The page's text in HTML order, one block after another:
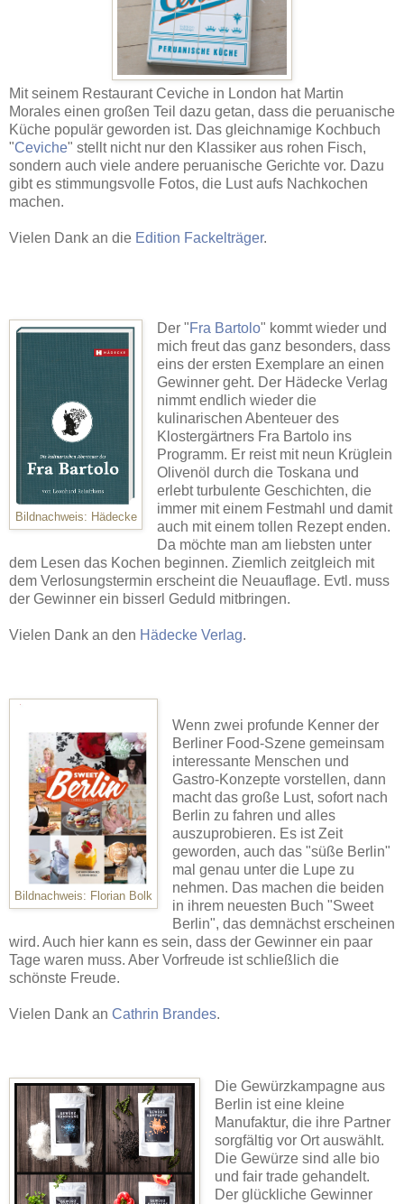
Mit seinem Restaurant Ceviche in London hat Martin
Morales einen großen Teil dazu getan, dass die peruanische
Küche populär geworden ist. Das gleichnamige Kochbuch
"Ceviche" stellt nicht nur den Klassiker aus rohen Fisch,
sondern auch viele andere peruanische Gerichte vor. Dazu
gibt es stimmungsvolle Fotos, die Lust aufs Nachkochen
machen.
Vielen Dank an die Edition Fackelträger.
Bildnachweis: Hädecke
Der "Fra Bartolo" kommt wieder und
mich freut das ganz besonders, dass
eins der ersten Exemplare an einen
Gewinner geht. Der Hädecke Verlag
nimmt endlich wieder die
kulinarischen Abenteuer des
Klostergärtners Fra Bartolo ins
Programm. Er reist mit neun Krüglein
Olivenöl durch die Toskana und
erlebt turbulente Geschichten, die
immer mit einem Festmahl und damit
auch mit einem tollen Rezept enden.
Da möchte man am liebsten unter
dem Lesen das Kochen beginnen. Ziemlich zeitgleich mit
dem Verlosungstermin erscheint die Neuauflage. Evtl. muss
der Gewinner ein bisserl Geduld mitbringen.
Vielen Dank an den Hädecke Verlag.
Bildnachweis: Florian Bolk
Wenn zwei profunde Kenner der
Berliner Food-Szene gemeinsam
interessante Menschen und
Gastro-Konzepte vorstellen, dann
macht das große Lust, sofort nach
Berlin zu fahren und alles
auszuprobieren. Es ist Zeit
geworden, auch das "süße Berlin"
mal genau unter die Lupe zu
nehmen. Das machen die beiden
in ihrem neuesten Buch "Sweet
Berlin", das demnächst erscheinen
wird. Auch hier kann es sein, dass der Gewinner ein paar
Tage waren muss. Aber Vorfreude ist schließlich die
schönste Freude.
Vielen Dank an Cathrin Brandes.
Die Gewürzkampagne aus
Berlin ist eine kleine
Manufaktur, die ihre Partner
sorgfältig vor Ort auswählt.
Die Gewürze sind alle bio
und fair trade gehandelt.
Der glückliche Gewinner